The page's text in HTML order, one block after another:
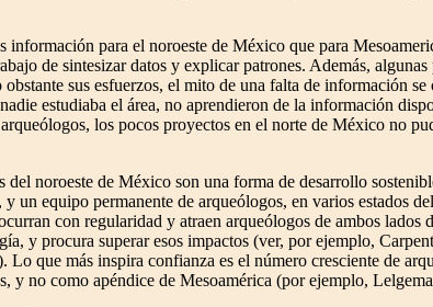
información para el noroeste de México que para
de sintesizar datos y explicar patrones. Además, algunas
sus esfuerzos, el mito de una falta de información
estudiaba el área, no aprendieron de la información
los pocos proyectos en el norte de México no
noroeste de México son una forma de desarrollo
equipo permanente de arqueólogos, en varios estados
con regularidad y atraen arqueólogos de ambos
y procura superar esos impactos (ver, por ejemplo,
que más inspira confianza es el número cresciente de
y no como apéndice de Mesoamérica (por ejemplo,